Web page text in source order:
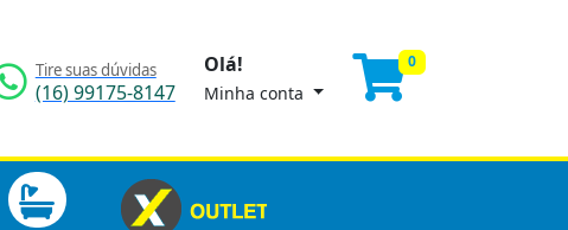
Tire suas dúvidas
(16) 99175-8147
Olá!
Minha conta
0